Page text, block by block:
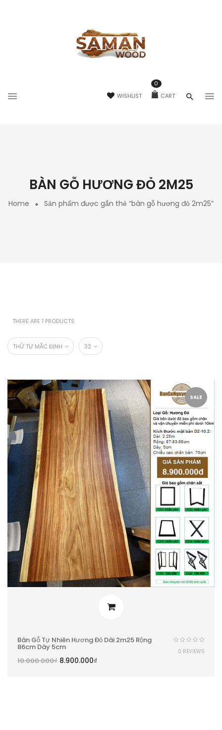
WISHLIST CART
0
BÀN GỖ HƯƠNG ĐỎ 2M25
Home Sản phẩm được gắn thẻ “bàn gỗ hương đỏ 2m25”
THERE ARE 1 PRODUCTS
THỨ TỰ MẶC ĐỊNH 32
SALE
Bàn Gỗ Tự Nhiên Hương Đỏ Dài 2m25 Rộng
86cm Dày 5cm
10.000.000₫ 8.900.000₫
0 REVIEWS